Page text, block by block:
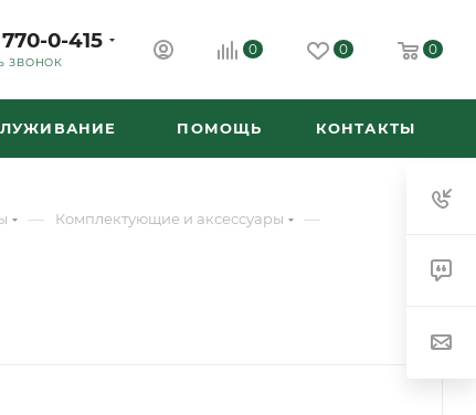
0-415
ЗВОНОК
0 0 0
ПОМОЩЬ КОНТАКТЫ
— Комплектующие и аксессуары —